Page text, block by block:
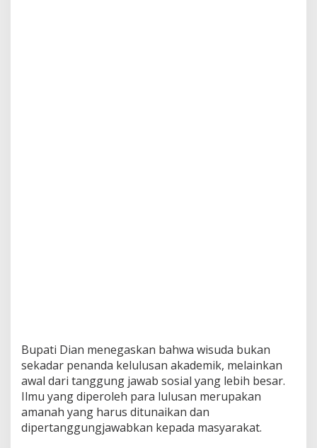
Bupati Dian menegaskan bahwa wisuda bukan
sekadar penanda kelulusan akademik, melainkan
awal dari tanggung jawab sosial yang lebih besar.
Ilmu yang diperoleh para lulusan merupakan
amanah yang harus ditunaikan dan
dipertanggungjawabkan kepada masyarakat.